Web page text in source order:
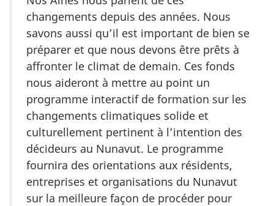
changements depuis des années. Nous
savons aussi qu’il est important de bien se
préparer et que nous devons être prêts à
affronter le climat de demain. Ces fonds
nous aideront à mettre au point un
programme interactif de formation sur les
changements climatiques solide et
culturellement pertinent à l’intention des
décideurs au Nunavut. Le programme
fournira des orientations aux résidents,
entreprises et organisations du Nunavut
sur la meilleure façon de procéder pour